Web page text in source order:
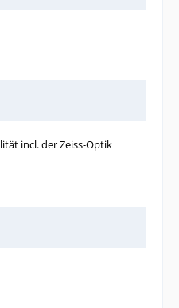
incl. der Zeiss-Optik